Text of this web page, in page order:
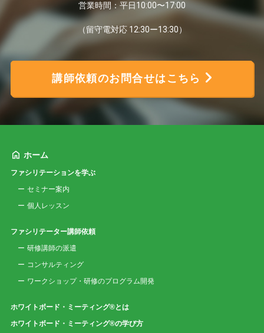
営業時間：平日10:00〜17:00
（留守電対応 12:30ー13:30）
講師依頼のお問合せはこちら
ホーム
ファシリテーションを学ぶ
セミナー案内
個人レッスン
ファシリテーター講師依頼
研修講師の派遣
コンサルティング
ワークショップ・研修のプログラム開発
ホワイトボード・ミーティング®とは
ホワイトボード・ミーティング®の学び方